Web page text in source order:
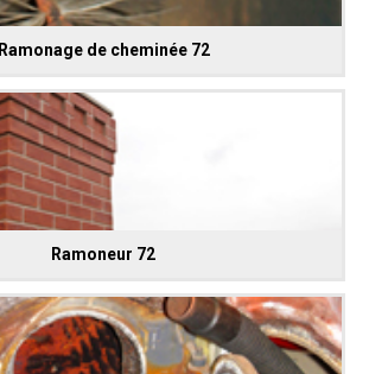
Ramonage de cheminée 72
Ramoneur 72